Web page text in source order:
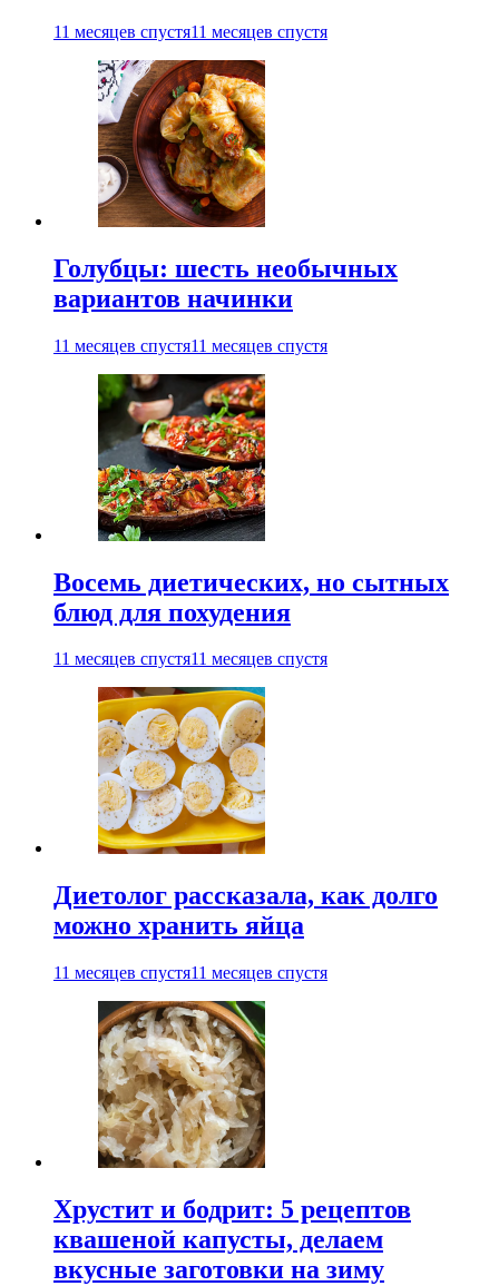
11 месяцев спустя11 месяцев спустя
Голубцы: шесть необычных
вариантов начинки
11 месяцев спустя11 месяцев спустя
Восемь диетических, но сытных
блюд для похудения
11 месяцев спустя11 месяцев спустя
Диетолог рассказала, как долго
можно хранить яйца
11 месяцев спустя11 месяцев спустя
Хрустит и бодрит: 5 рецептов
квашеной капусты, делаем
вкусные заготовки на зиму